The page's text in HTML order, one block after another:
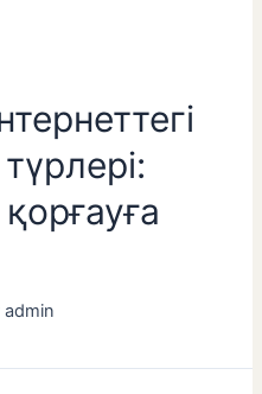
қорғауға
admin